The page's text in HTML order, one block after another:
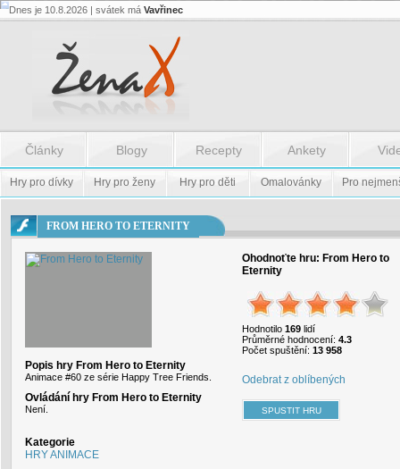
Flash.nazev
Flash.nazev
Dnes je 10.8.2026 | svátek má Vavřinec
Články Blogy Recepty Ankety
Hry pro dívky Hry pro ženy Hry pro děti Omalovánky Pro
FROM HERO TO ETERNITY
Popis hry From Hero to Eternity
Animace #60 ze série Happy Tree Friends.
Ovládání hry From Hero to Eternity
Není.
Kategorie
HRY ANIMACE
Ohodnoťte hru: From Hero to
Eternity
Hodnotilo 169 lidí
Průměrné hodnocení: 4.3
Počet spuštění: 13 958
Odebrat z oblíbených